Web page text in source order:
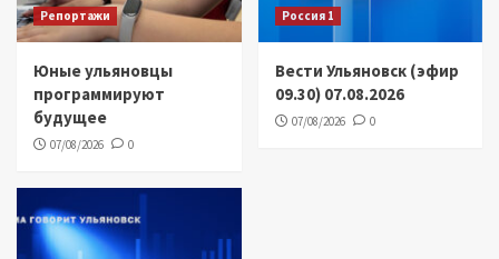
Репортажи
Юные ульяновцы
программируют
будущее
07/08/2026 0
Россия 1
Вести Ульяновск (эфир
09.30) 07.08.2026
07/08/2026 0